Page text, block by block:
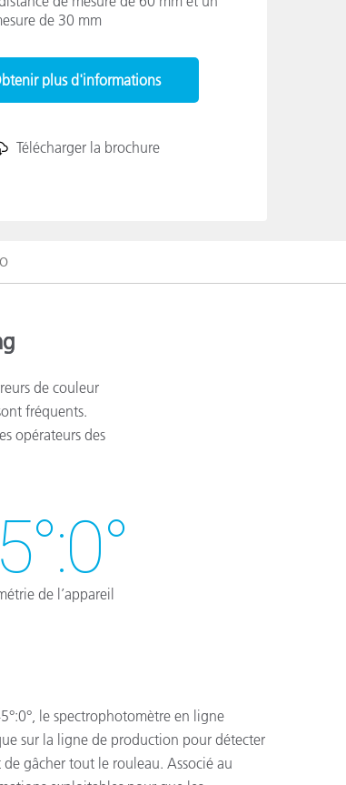
de 30 mm
plus d'informations
Télécharger la brochure
de couleur
fréquents.
opérateurs des
de l’appareil
le spectrophotomètre en ligne
sur la ligne de production pour détecter
gâcher tout le rouleau. Associé au